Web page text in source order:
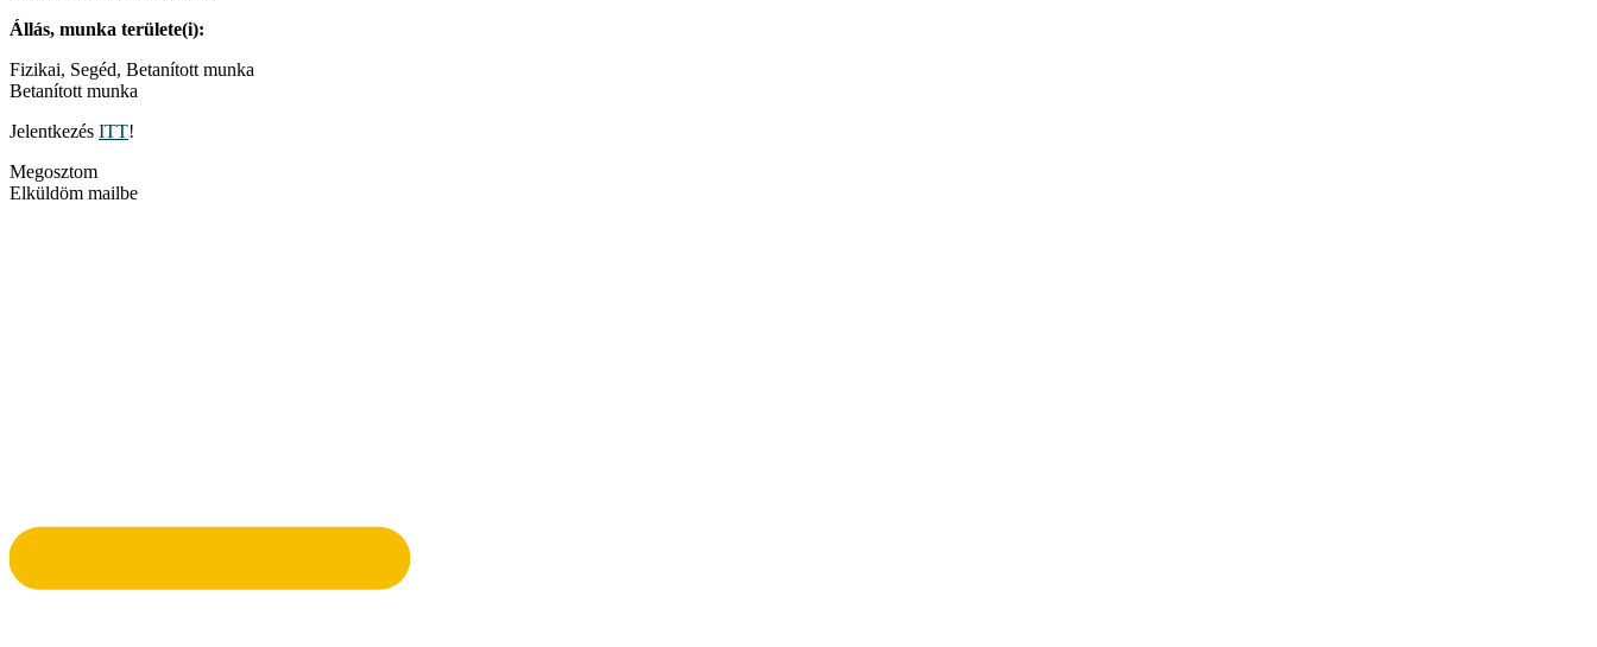
Állás, munka területe(i):
Fizikai, Segéd, Betanított munka
Betanított munka
Jelentkezés ITT!
Megosztom
Elküldöm mailbe